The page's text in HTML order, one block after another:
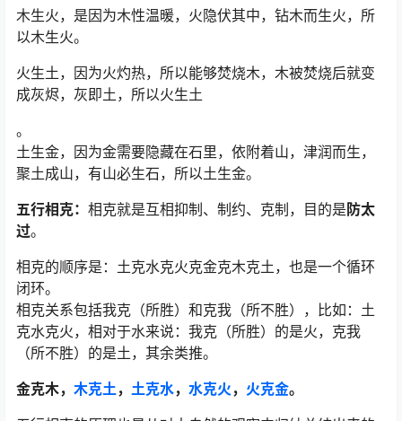
木生火，是因为木性温暖，火隐伏其中，钻木而生火，所
以木生火。
火生土，因为火灼热，所以能够焚烧木，木被焚烧后就变
成灰烬，灰即土，所以火生土
。
土生金，因为金需要隐藏在石里，依附着山，津润而生，
聚土成山，有山必生石，所以土生金。
五行相克： 相克就是互相抑制、制约、克制，目的是防太
过。
相克的顺序是：土克水克火克金克木克土，也是一个循环
闭环。
相克关系包括我克（所胜）和克我（所不胜），比如：土
克水克火，相对于水来说：我克（所胜）的是火，克我
（所不胜）的是土，其余类推。
金克木， 木克土 ， 土克水， 水克火 ， 火克金。